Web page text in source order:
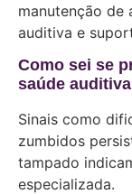
manutenção de
auditiva e
Como sei se
saúde
Sinais como
zumbidos
tampado
especializada.